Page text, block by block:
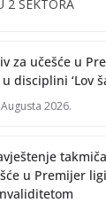
n
k
2 SEKTORA
za učešće u
u disciplini ‘Lov
2026.
u Premijer